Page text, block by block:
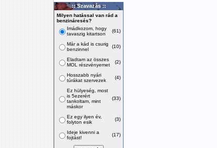
:: Szavazás ::
Milyen hatással van rád a
benzináresés?
Imádkozom, hogy
tavaszig kitartson
(61)
Már a kád is csurig
benzinnel
(10)
Eladtam az összes
MOL részvényemet
(2)
Hosszabb nyári
túrákat szervezek
(4)
Ez hülyeség, most
is 5ezerért
tankoltam, mint
máskor
(33)
Ez egy ilyen év,
folyton esik
(3)
Ideje kivenni a
fojtást!
(17)